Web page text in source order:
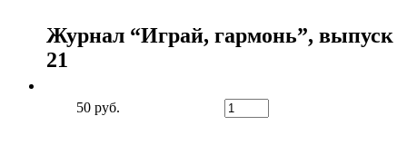
Журнал “Играй, гармонь”, выпуск
21
50 руб.